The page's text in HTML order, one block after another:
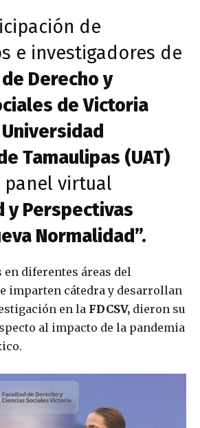
de
e investigadores de
Derecho y
de Victoria
Universidad
Tamaulipas (UAT)
panel virtual
y Perspectivas
Normalidad”.
diferentes áreas del
imparten cátedra y desarrollan
en la FDCSV, dieron su
al impacto de la pandemia